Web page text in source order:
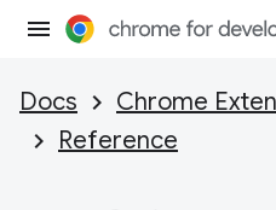
Docs Chrome
Reference